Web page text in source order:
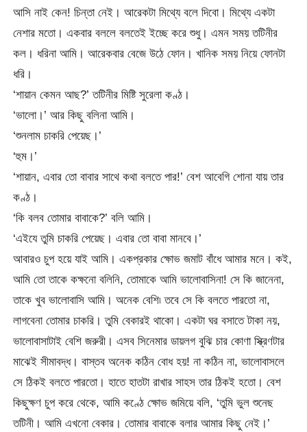
আসি নাই কেন! চিন্তা নেই। আরেকটা মিথ্যে বলে দিবো। মিথ্যে একটা
নেশার মতো। একবার বললে বলতেই ইচ্ছে করে শুধু। এমন সময় তটিনীর
কল। ধরিনা আমি। আরেকবার বেজে উঠে ফোন। খানিক সময় নিয়ে ফোনটা
ধরি।
‘শায়ান কেমন আছ?’ তটিনীর মিষ্টি সুরেলা কণ্ঠ।
‘ভালো।’ আর কিছু বলিনা আমি।
‘শুনলাম চাকরি পেয়েছ।’
‘হুম।’
‘শায়ান, এবার তো বাবার সাথে কথা বলতে পার!’ বেশ আবেগি শোনা যায় তার
কণ্ঠ।
‘কি বলব তোমার বাবাকে?’ বলি আমি।
‘এইযে তুমি চাকরি পেয়েছ। এবার তো বাবা মানবে।’
আবারও চুপ হয়ে যাই আমি। একপ্রকার ক্ষোভ জমাট বাঁধে আমার মনে। কই,
আমি তো তাকে কক্ষনো বলিনি, তোমাকে আমি ভালোবাসিনা! সে কি জানেনা,
তাকে খুব ভালোবাসি আমি। অনেক বেশি৷ তবে সে কি বলতে পারতো না,
লাগবেনা তোমার চাকরি। তুমি বেকারই থাকো। একটা ঘর বসাতে টাকা নয়,
ভালোবাসাটাই বেশি জরুরী। এসব সিনেমার ডায়লগ বুঝি চার কোণা স্ক্রিণটার
মাঝেই সীমাবদ্ধ। বাস্তব অনেক কঠিন বোধ হয়! না কঠিন না, ভালোবাসলে
সে ঠিকই বলতে পারতো। হাতে হাতটা রাখার সাহস তার ঠিকই হতো। বেশ
কিছুক্ষণ চুপ করে থেকে, আমি কণ্ঠে ক্ষোভ জমিয়ে বলি, ‘তুমি ভুল শুনেছ
তটিনী। আমি এখনো বেকার। তোমার বাবাকে বলার আমার কিছু নেই।’